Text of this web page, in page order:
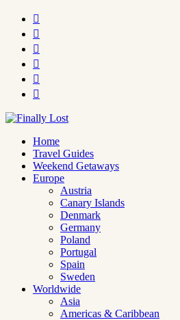






Home
Travel Guides
Weekend Getaways
Europe
Austria
Canary Islands
Denmark
Germany
Poland
Portugal
Spain
Sweden
Worldwide
Asia
Americas & Caribbean